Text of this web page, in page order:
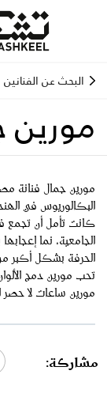
البحث عن الفنانين
مورين
مورين جمال فنانة
البكالوريوس في
كانت تأمل أن تجمع
الجامعية، نما
الحرفة بشكل أكبر
تحب مورين دمج
مورين ساعات لا
مشاركة: